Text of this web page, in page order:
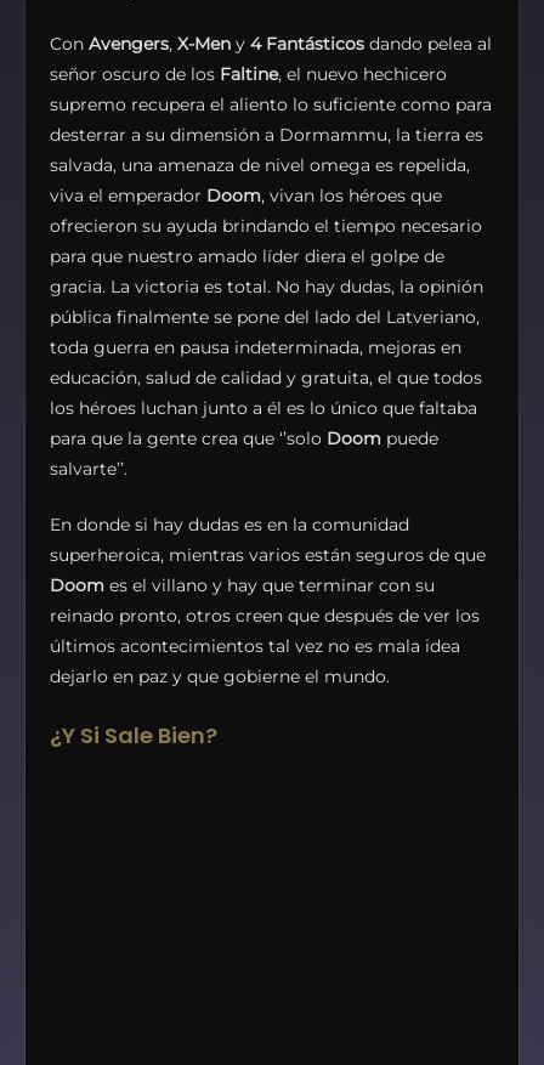
Con Avengers, X-Men y 4 Fantásticos dando pelea al
señor oscuro de los Faltine, el nuevo hechicero
supremo recupera el aliento lo suficiente como para
desterrar a su dimensión a Dormammu, la tierra es
salvada, una amenaza de nivel omega es repelida,
viva el emperador Doom, vivan los héroes que
ofrecieron su ayuda brindando el tiempo necesario
para que nuestro amado líder diera el golpe de
gracia. La victoria es total. No hay dudas, la opinión
pública finalmente se pone del lado del Latveriano,
toda guerra en pausa indeterminada, mejoras en
educación, salud de calidad y gratuita, el que todos
los héroes luchan junto a él es lo único que faltaba
para que la gente crea que ‘’solo Doom puede
salvarte’’.
En donde si hay dudas es en la comunidad
superheroica, mientras varios están seguros de que
Doom es el villano y hay que terminar con su
reinado pronto, otros creen que después de ver los
últimos acontecimientos tal vez no es mala idea
dejarlo en paz y que gobierne el mundo.
¿Y Si Sale Bien?